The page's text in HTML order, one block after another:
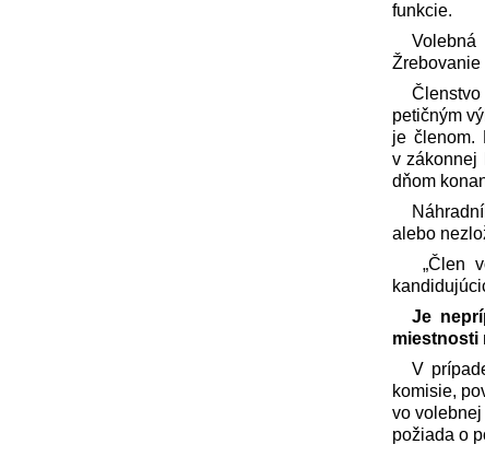
funkcie.
petičným
je členom.
v zákonnej
dňom
alebo
„Člen
Je
miestnosti
V
komisie,
vo
požiada o